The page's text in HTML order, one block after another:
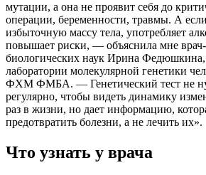
мутации, а она не проявит себя до
операции, беременности, травмы. А
избыточную массу тела, употребляет
повышает риски, — объяснила мне врач-
биологических наук Ирина
лаборатории молекулярной генетики
ФХМ ФМБА. — Генетический тест не
регулярно, чтобы видеть динамику
раз в жизни, но дает информацию,
предотвратить болезни, а не лечить их».
Что узнать у врача